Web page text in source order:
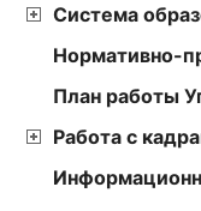
Система
Нормативно-
План работы
Работа с